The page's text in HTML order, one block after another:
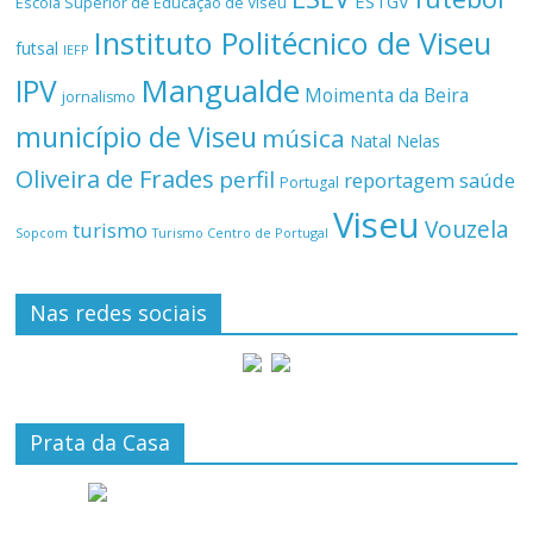
futsal IEFP Instituto Politécnico de Viseu
IPV jornalismo Mangualde Moimenta da Beira
município de Viseu música Natal Nelas
Oliveira de Frades perfil Portugal reportagemsaúde
Sopcom turismo Turismo Centro de Portugal Viseu Vouzela
Nas redes sociais
Prata da Casa